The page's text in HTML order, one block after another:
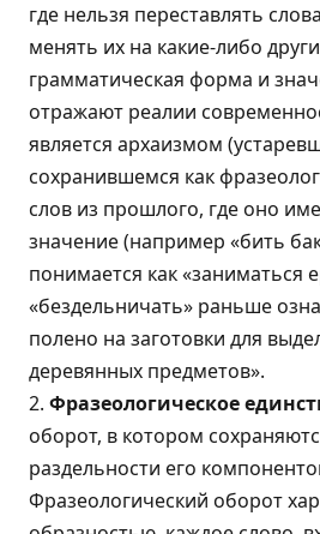
где нельзя переставлять
менять их на какие-либо
грамматическая форма и
отражают реалии
является архаизмом
сохранившемся как
слов из прошлого, где оно
значение (например «бить
понимается как «заниматься
«бездельничать» раньше
полено на заготовки для
деревянных предметов».
2. Фразеологическое
оборот, в котором
раздельности его
Фразеологический оборот